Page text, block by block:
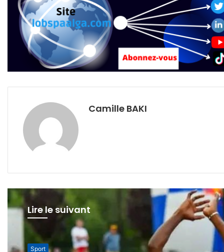
Camille BAKI
Lire le suivant